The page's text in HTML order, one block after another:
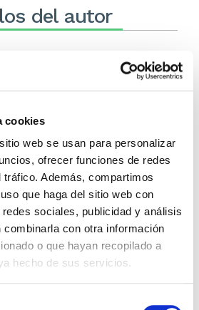
cookies
web se usan para personalizar
ofrecer funciones de redes
Además, compartimos
que haga del sitio web con
sociales, publicidad y análisis
combinarla con otra información
o que hayan recopilado a
hecho de sus servicios.
del autor
Gente Común Perdidos y
Hallados
Max Lucado
16,00€ 0,80€ (5%)